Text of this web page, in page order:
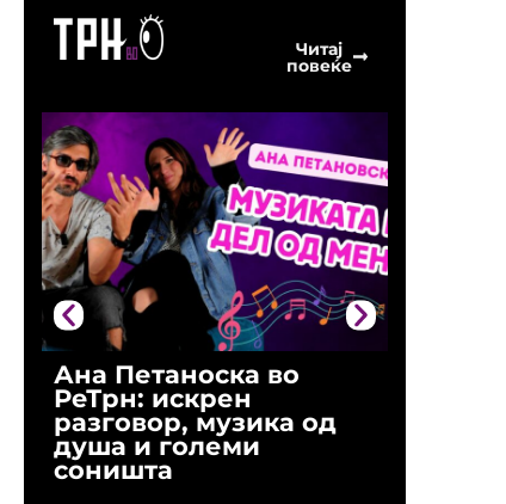
Читај
повеќе
Ана Петаноска во
РеТрн: искрен
разговор, музика од
душа и големи
соништа